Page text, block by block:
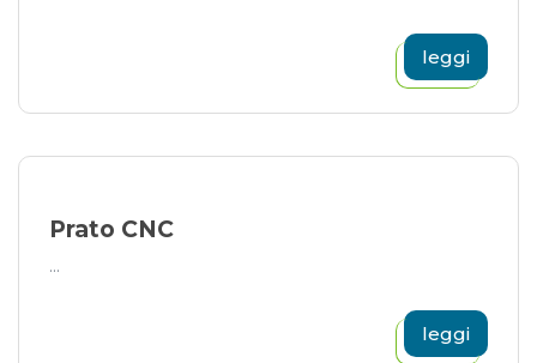
leggi
Prato CNC
...
leggi